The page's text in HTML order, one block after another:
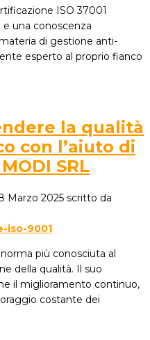
ISO 37001
una conoscenza
di gestione anti-
esperto al proprio fianco
la qualità
con l’aiuto di
SRL
Marzo 2025 scritto da
più conosciuta al
della qualità. Il suo
il miglioramento continuo,
costante dei